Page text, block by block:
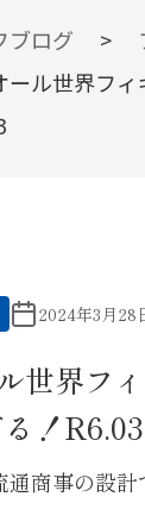
ブログ >
ール世界フ
2024年3月28
世界フ
！
通商事の設